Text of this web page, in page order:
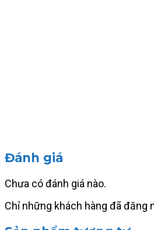
Đánh giá
Chưa có đánh giá nào.
Chỉ những khách hàng đã đăng